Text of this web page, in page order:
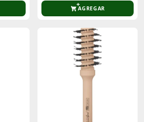
AGREGAR